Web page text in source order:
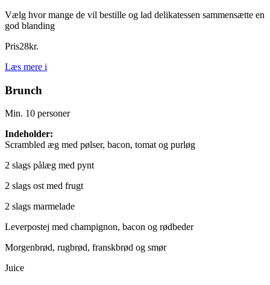
Vælg hvor mange de vil bestille og lad delikatessen sammensætte en
god blanding
Pris28kr.
Læs mere i
Brunch
Min. 10 personer
Indeholder:
Scrambled æg med pølser, bacon, tomat og purløg
2 slags pålæg med pynt
2 slags ost med frugt
2 slags marmelade
Leverpostej med champignon, bacon og rødbeder
Morgenbrød, rugbrød, franskbrød og smør
Juice